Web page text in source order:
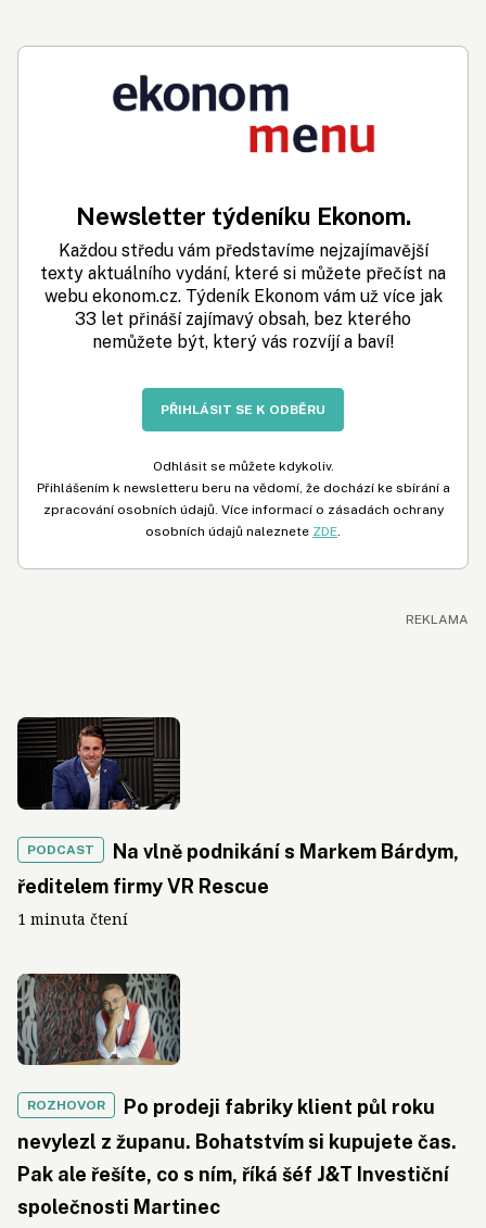
Newsletter týdeníku Ekonom.
Každou středu vám představíme nejzajímavější
texty aktuálního vydání, které si můžete přečíst na
webu ekonom.cz. Týdeník Ekonom vám už více jak
33 let přináší zajímavý obsah, bez kterého
nemůžete být, který vás rozvíjí a baví!
PŘIHLÁSIT SE K ODBĚRU
Odhlásit se můžete kdykoliv.
Přihlášením k newsletteru beru na vědomí, že dochází ke sbírání a
zpracování osobních údajů. Více informací o zásadách ochrany
osobních údajů naleznete ZDE.
PODCAST
Na vlně podnikání s Markem Bárdym,
ředitelem firmy VR Rescue
1 minuta čtení
ROZHOVOR
Po prodeji fabriky klient půl roku
nevylezl z županu. Bohatstvím si kupujete čas.
Pak ale řešíte, co s ním, říká šéf J&T Investiční
společnosti Martinec